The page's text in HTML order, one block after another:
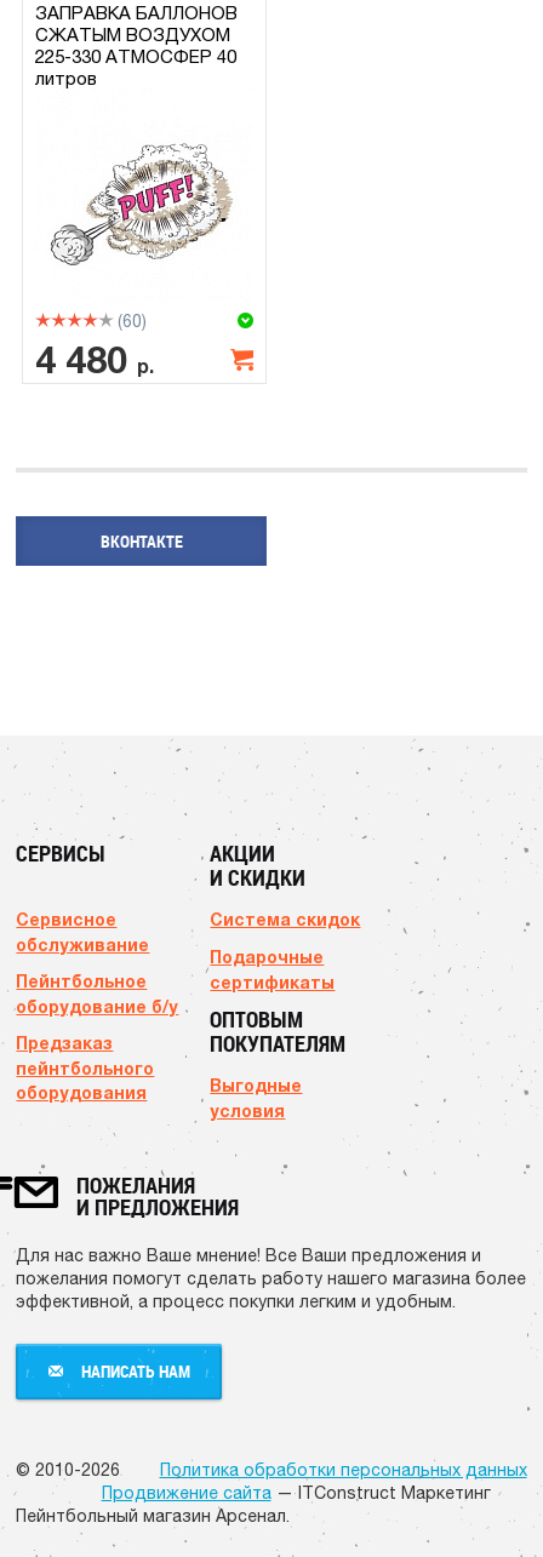
ЗАПРАВКА БАЛЛОНОВ
СЖАТЫМ ВОЗДУХОМ
225-330 АТМОСФЕР 40
литров
(60)
4 480 р.
ВКОНТАКТЕ
СЕРВИСЫ
Сервисное
обслуживание
Пейнтбольное
оборудование б/у
Предзаказ
пейнтбольного
оборудования
АКЦИИ
И СКИДКИ
Система скидок
Подарочные
сертификаты
ОПТОВЫМ
ПОКУПАТЕЛЯМ
Выгодные
условия
ПОЖЕЛАНИЯ
И ПРЕДЛОЖЕНИЯ
Для нас важно Ваше мнение! Все Ваши предложения и
пожелания помогут сделать работу нашего магазина более
эффективной, а процесс покупки легким и удобным.
НАПИСАТЬ НАМ
Политика обработки персональных данных
Продвижение сайта— ITConstruct Маркетинг
© 2010-2026
Пейнтбольный магазин Арсенал.